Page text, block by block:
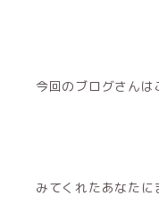
今回のブログさんは
みてくれたあなた